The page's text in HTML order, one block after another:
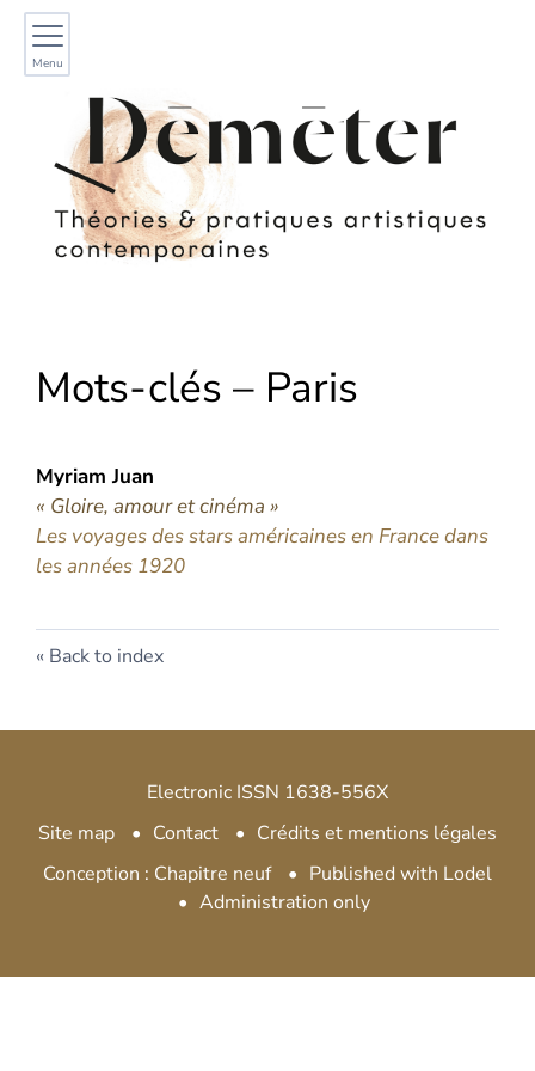
Menu
Mots-clés – Paris
Myriam Juan
« Gloire, amour et cinéma »
Les voyages des stars américaines en France dans
les années 1920
Back to index
Electronic ISSN 1638-556X
Site map
Contact
Crédits et mentions légales
Conception : Chapitre neuf
Published with Lodel
Administration only